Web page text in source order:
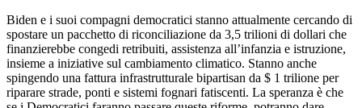
Biden e i suoi compagni democratici stanno attualmente cercando di
spostare un pacchetto di riconciliazione da 3,5 trilioni di dollari che
finanzierebbe congedi retribuiti, assistenza all’infanzia e istruzione,
insieme a iniziative sul cambiamento climatico. Stanno anche
spingendo una fattura infrastrutturale bipartisan da $ 1 trilione per
riparare strade, ponti e sistemi fognari fatiscenti. La speranza è che